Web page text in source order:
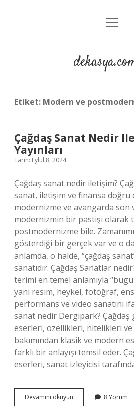
Anasayfa
Yasal Uyarı
menüyü
Etiket: Modern ve
Çağdaş Sanat Nedir
Yayınları
Tarih: Eylül 8, 2024
Çağdaş sanat nedir iletişim?
sanat, iletişim ve finansa doğru
modernizme ve avangarda son
modernizmin bir pastişi olarak
postmodernizme bile.
gösterdiği bir gerçek var ve o
anlamda, o halde, “çağdaş
sanatıdır. Çağdaş Sanatlar
terimi en temel anlamıyla
yani resim, heykel, fotoğraf,
performans ve video sanatını
sanat nedir Dergipark? Çağdaş
eserleri, özellikleri, nitelikleri
bakımından klasik ve modern
farklı bir anlayışı temsil eder.
eserleri, sanat izleyicisi
Devamını okuyun
Sanat
8 Yorum